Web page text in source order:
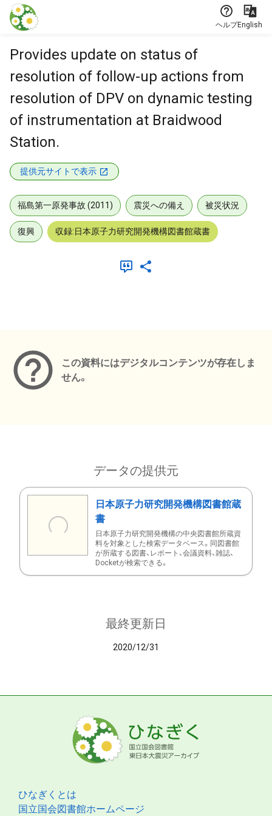
本文に飛ぶ
ヘルプEnglish
Provides update on status of
resolution of follow-up actions from
resolution of DPV on dynamic testing
of instrumentation at Braidwood
Station.
提供元サイトで表示
福島第一原発事故 (2011) 震災への備え 被災状況
復興 収録:日本原子力研究開発機構図書館蔵書
この資料にはデジタルコンテンツが存在しま
せん。
データの提供元
日本原子力研究開発機構図書館蔵
書
日本原子力研究開発機構の中央図書館所蔵資
料を対象とした検索データベース。同図書館
が所蔵する図書、レポート、会議資料、雑誌、
Docketが検索できる。
最終更新日
2020/12/31
ひなぎくとは
国立国会図書館ホームページ